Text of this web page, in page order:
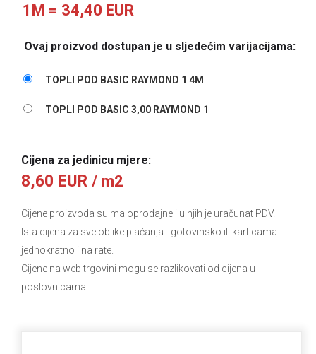
1M = 34,40 EUR
Ovaj proizvod dostupan je u sljedećim varijacijama:
TOPLI POD BASIC RAYMOND 1 4M
TOPLI POD BASIC 3,00 RAYMOND 1
Cijena za jedinicu mjere:
8,60 EUR / m2
Cijene proizvoda su maloprodajne i u njih je uračunat PDV.
Ista cijena za sve oblike plaćanja - gotovinsko ili karticama
jednokratno i na rate.
Cijene na web trgovini mogu se razlikovati od cijena u
poslovnicama.